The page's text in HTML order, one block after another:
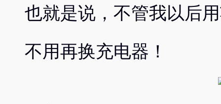
也就是说，不管我以后
不用再换充电器！